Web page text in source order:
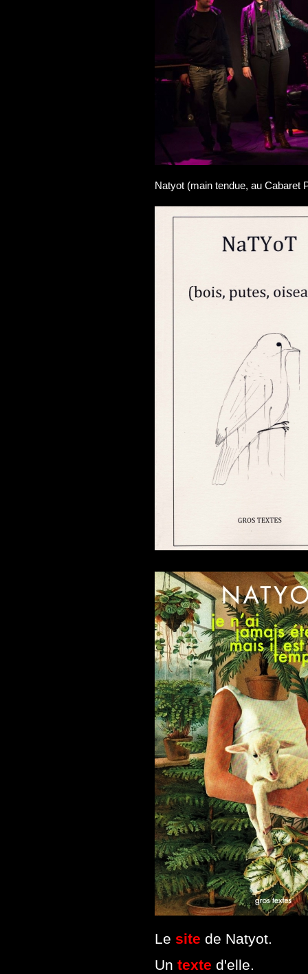
Natyot (main tendue, au Cabaret
Le site de Natyot.
Un texte d'elle.